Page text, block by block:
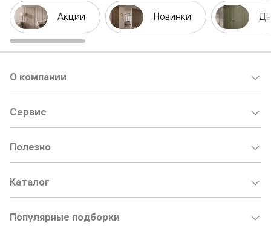
Акции Новинки
О компании
Сервис
Полезно
Каталог
Популярные подборки